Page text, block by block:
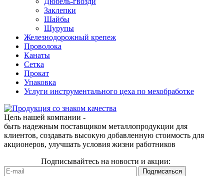
Заклепки
Шайбы
Шурупы
Железнодорожный крепеж
Проволока
Канаты
Сетка
Прокат
Упаковка
Услуги инструментального цеха по мехобработке
Цель нашей компании -
быть надежным поставщиком металлопродукции для
клиентов, создавать высокую добавленную стоимость для
акционеров, улучшать условия жизни работников
Подписывайтесь на новости и акции: